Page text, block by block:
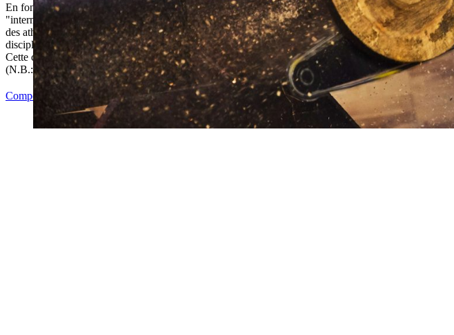
En fonction du niveau de performance des participants, les compétitions
"intermédaires" peuvent inclure jusqu’à six disciplines . Les « intermédiaires » sont
des athlètes de plus de 25 ans qui ne sont pas encore en mesure d’effectuer les six
disciplines avec des diamètres de bois de la catégorie « pros » dans les délais impartis.
Cette catégorie de performance est ouverte à tous.
(N.B.: en France, aucune compétition de type "intermédiaire n'est organisée à ce jour)
Compétitions Intermediate